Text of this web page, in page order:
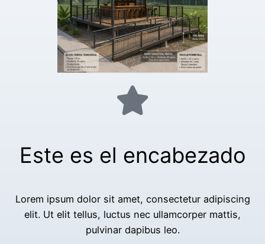
Este es el encabezado
Lorem ipsum dolor sit amet, consectetur adipiscing
elit. Ut elit tellus, luctus nec ullamcorper mattis,
pulvinar dapibus leo.